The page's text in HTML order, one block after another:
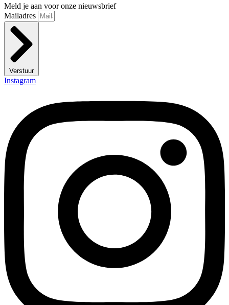
Meld je aan voor onze nieuwsbrief
Mailadres
Verstuur
Instagram